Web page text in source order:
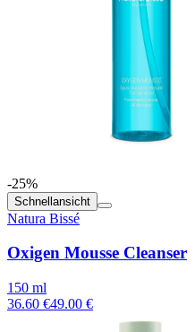
-25%
Schnellansicht
Natura Bissé
Oxigen Mousse Cleanser
150 ml
36.60 €49.00 €